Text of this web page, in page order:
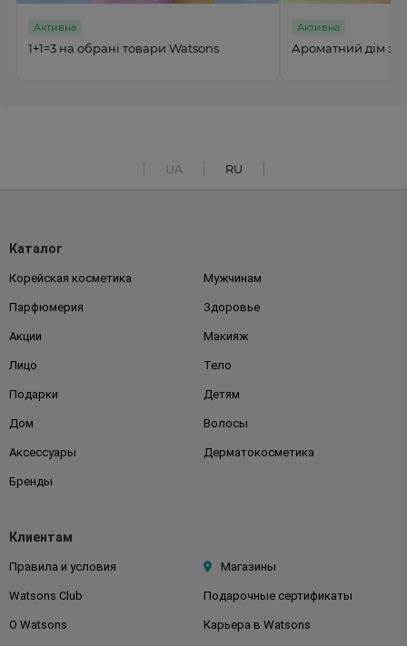
Активна
Ароматний дім з MI BELLUMI до -50%
Активна
Подвійна вигода
UA RU
Каталог
Корейская косметика Мужчинам
Парфюмерия Здоровье
Акции Макияж
Лицо Тело
Подарки Детям
Дом Волосы
Аксессуары Дерматокосметика
Бренды
Клиентам
Правила и условия Магазины
Watsons Club Подарочные сертификаты
О Watsons Карьера в Watsons